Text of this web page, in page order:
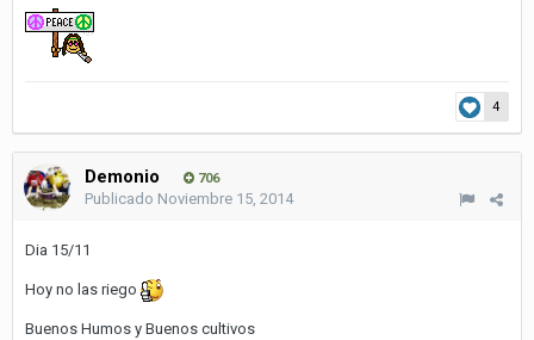
4
Demonio 706
Publicado Noviembre 15, 2014
Dia 15/11
Hoy no las riego
Buenos Humos y Buenos cultivos